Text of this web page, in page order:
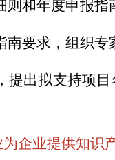
则和年度申报
南要求，组织
提出拟支持项
企业提供知